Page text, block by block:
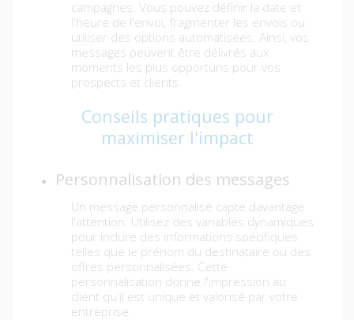
campagnes. Vous pouvez définir la date et
l'heure de l'envoi, fragmenter les envois ou
utiliser des options automatisées. Ainsi, vos
messages peuvent être délivrés aux
moments les plus opportuns pour vos
prospects et clients.
Conseils pratiques pour
maximiser l'impact
Personnalisation des messages
Un message personnalisé capte davantage
l'attention. Utilisez des variables dynamiques
pour inclure des informations spécifiques
telles que le prénom du destinataire ou des
offres personnalisées. Cette
personnalisation donne l'impression au
client qu'il est unique et valorisé par votre
entreprise.